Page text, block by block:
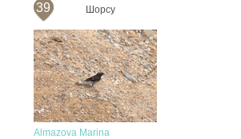
39 Шорсу
Almazova Marina